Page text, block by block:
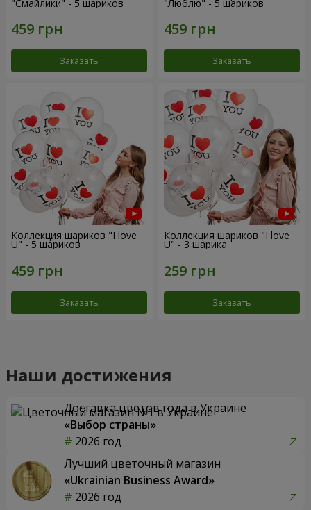
"Смайлики" - 5 шариков
Заказать
"Люблю" - 5 шариков
Заказать
Коллекция шариков "I love
U" - 5 шариков
Заказать
Коллекция шариков "I love
U" - 3 шарика
Заказать
Наши достижения
Доставка цветов года в Украине
«Выбор страны»
2026 год
Лучший цветочный магазин
«Ukrainian Business Award»
2026 год